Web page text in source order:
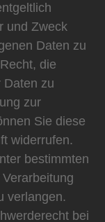
und Zweck
Daten zu
die
Daten zu
zur
Sie diese
widerrufen.
bestimmten
verlangen.
bei